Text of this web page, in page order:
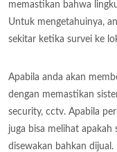
memastikan bahwa
Untuk mengetahuinya,
sekitar ketika survei ke
Apabila anda akan
dengan memastikan
security, cctv. Apabila
juga bisa melihat
disewakan bahkan dijual.